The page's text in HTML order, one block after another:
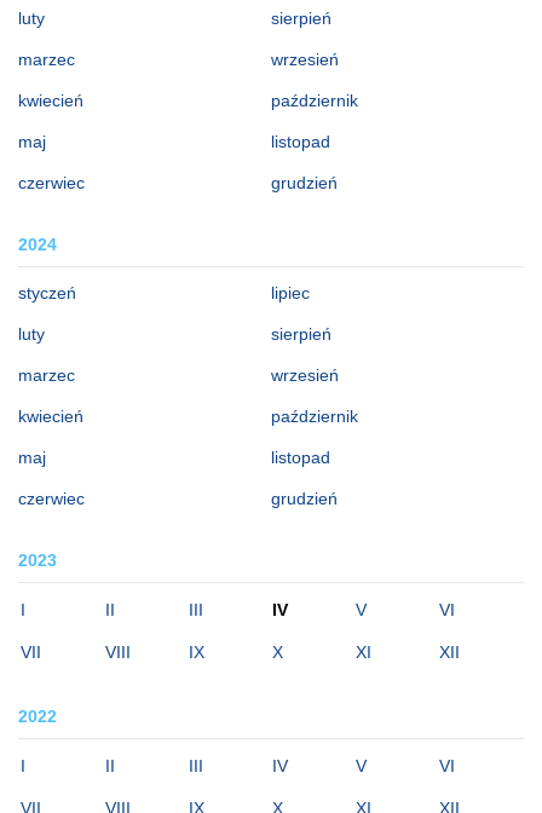
luty
marzec
kwiecień
maj
czerwiec
sierpień
wrzesień
październik
listopad
grudzień
2024
styczeń
luty
marzec
kwiecień
maj
czerwiec
lipiec
sierpień
wrzesień
październik
listopad
grudzień
2023
I II III IV V VI
VII VIII IX X XI XII
2022
I II III IV V VI
VII VIII IX X XI XII